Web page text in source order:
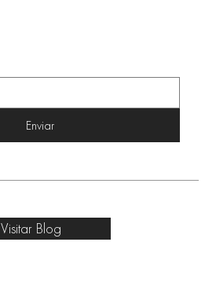
Enviar
Visitar Blog